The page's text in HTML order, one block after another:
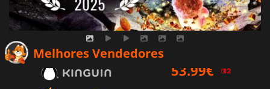
Melhores Vendedores